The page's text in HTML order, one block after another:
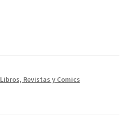
Libros, Revistas y Comics